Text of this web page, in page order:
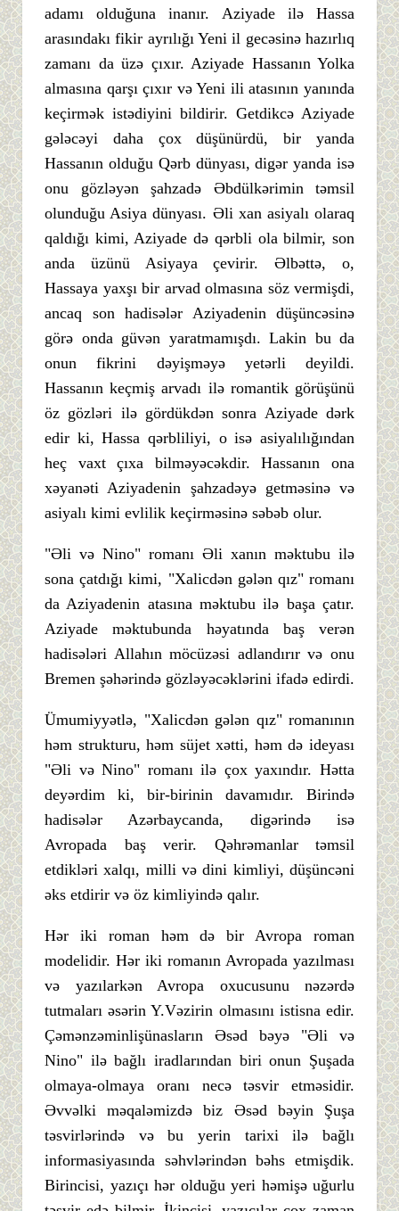
adamı olduğuna inanır. Aziyade ilə Hassa
arasındakı fikir ayrılığı Yeni il gecəsinə hazırlıq
zamanı da üzə çıxır. Aziyade Hassanın Yolka
almasına qarşı çıxır və Yeni ili atasının yanında
keçirmək istədiyini bildirir. Getdikcə Aziyade
gələcəyi daha çox düşünürdü, bir yanda
Hassanın olduğu Qərb dünyası, digər yanda isə
onu gözləyən şahzadə Əbdülkərimin təmsil
olunduğu Asiya dünyası. Əli xan asiyalı olaraq
qaldığı kimi, Aziyade də qərbli ola bilmir, son
anda üzünü Asiyaya çevirir. Əlbəttə, o,
Hassaya yaxşı bir arvad olmasına söz vermişdi,
ancaq son hadisələr Aziyadenin düşüncəsinə
görə onda güvən yaratmamışdı. Lakin bu da
onun fikrini dəyişməyə yetərli deyildi.
Hassanın keçmiş arvadı ilə romantik görüşünü
öz gözləri ilə gördükdən sonra Aziyade dərk
edir ki, Hassa qərbliliyi, o isə asiyalılığından
heç vaxt çıxa bilməyəcəkdir. Hassanın ona
xəyanəti Aziyadenin şahzadəyə getməsinə və
asiyalı kimi evlilik keçirməsinə səbəb olur.
"Əli və Nino" romanı Əli xanın məktubu ilə
sona çatdığı kimi, "Xalicdən gələn qız" romanı
da Aziyadenin atasına məktubu ilə başa çatır.
Aziyade məktubunda həyatında baş verən
hadisələri Allahın möcüzəsi adlandırır və onu
Bremen şəhərində gözləyəcəklərini ifadə edirdi.
Ümumiyyətlə, "Xalicdən gələn qız" romanının
həm strukturu, həm süjet xətti, həm də ideyası
"Əli və Nino" romanı ilə çox yaxındır. Hətta
deyərdim ki, bir-birinin davamıdır. Birində
hadisələr Azərbaycanda, digərində isə
Avropada baş verir. Qəhrəmanlar təmsil
etdikləri xalqı, milli və dini kimliyi, düşüncəni
əks etdirir və öz kimliyində qalır.
Hər iki roman həm də bir Avropa roman
modelidir. Hər iki romanın Avropada yazılması
və yazılarkən Avropa oxucusunu nəzərdə
tutmaları əsərin Y.Vəzirin olmasını istisna edir.
Çəmənzəminlişünasların Əsəd bəyə "Əli və
Nino" ilə bağlı iradlarından biri onun Şuşada
olmaya-olmaya oranı necə təsvir etməsidir.
Əvvəlki məqaləmizdə biz Əsəd bəyin Şuşa
təsvirlərində və bu yerin tarixi ilə bağlı
informasiyasında səhvlərindən bəhs etmişdik.
Birincisi, yazıçı hər olduğu yeri həmişə uğurlu